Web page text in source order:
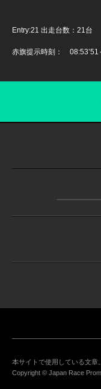
Entry:21 出走台数：21台
赤旗提示時刻： 08:53’51
本サイトで使用している文章
Copyright © Japan Race